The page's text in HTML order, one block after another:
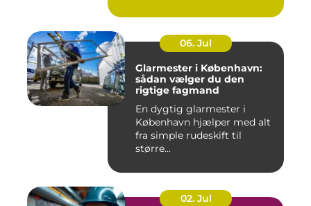
06. Jul
Glarmester i København:
sådan vælger du den
rigtige fagmand
En dygtig glarmester i
København hjælper med alt
fra simple rudeskift til
større...
02. Jul